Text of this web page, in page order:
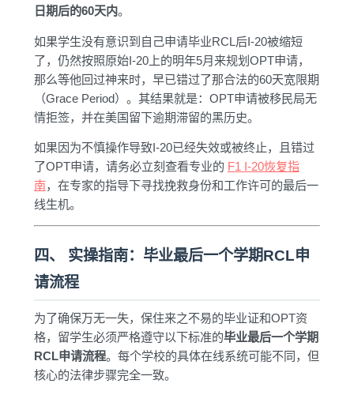
日期后的60天内。
如果学生没有意识到自己申请毕业RCL后I-20被缩短
了，仍然按照原始I-20上的明年5月来规划OPT申请，
那么等他回过神来时，早已错过了那合法的60天宽限期
（Grace Period）。其结果就是：OPT申请被移民局无
情拒签，并在美国留下逾期滞留的黑历史。
如果因为不慎操作导致I-20已经失效或被终止，且错过
了OPT申请，请务必立刻查看专业的 F1 I-20恢复指
南，在专家的指导下寻找挽救身份和工作许可的最后一
线生机。
四、 实操指南：毕业最后一个学期RCL申
请流程
为了确保万无一失，保住来之不易的毕业证和OPT资
格，留学生必须严格遵守以下标准的毕业最后一个学期
RCL申请流程。每个学校的具体在线系统可能不同，但
核心的法律步骤完全一致。